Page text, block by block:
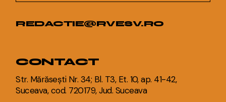
REDACTIE@RVESV.RO
CONTACT
Str. Mărăsești Nr. 34; Bl. T3, Et. 10, ap. 41-42,
Suceava, cod. 720179, Jud. Suceava